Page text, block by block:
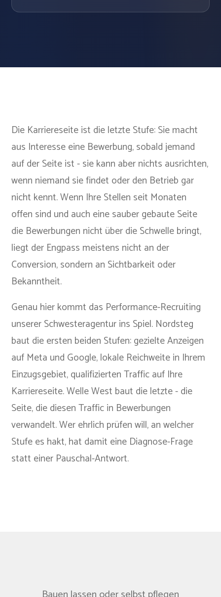
Die Karriereseite ist die letzte Stufe: Sie macht
aus Interesse eine Bewerbung, sobald jemand
auf der Seite ist - sie kann aber nichts ausrichten,
wenn niemand sie findet oder den Betrieb gar
nicht kennt. Wenn Ihre Stellen seit Monaten
offen sind und auch eine sauber gebaute Seite
die Bewerbungen nicht über die Schwelle bringt,
liegt der Engpass meistens nicht an der
Conversion, sondern an Sichtbarkeit oder
Bekanntheit.
Genau hier kommt das Performance-Recruiting
unserer Schwesteragentur ins Spiel. Nordsteg
baut die ersten beiden Stufen: gezielte Anzeigen
auf Meta und Google, lokale Reichweite in Ihrem
Einzugsgebiet, qualifizierten Traffic auf Ihre
Karriereseite. Welle West baut die letzte - die
Seite, die diesen Traffic in Bewerbungen
verwandelt. Wer ehrlich prüfen will, an welcher
Stufe es hakt, hat damit eine Diagnose-Frage
statt einer Pauschal-Antwort.